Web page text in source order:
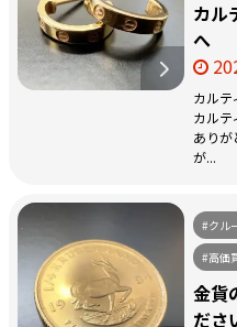
カル
へ
カルテ
カルテ
ありが
が...
#クル
#高価
金貨
ださ